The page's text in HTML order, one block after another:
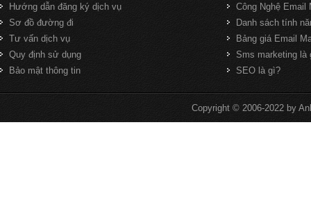
Hướng dẫn đăng ký dịch vụ
Sơ đồ đường đi
Tư vấn dịch vụ
Quy định sử dụng
Bảo mật thông tin
Công Nghệ Email
Danh sách tính
Bảng giá Email
Sms marketing là
SEO là gì?
Copyright © 2006-2022 by